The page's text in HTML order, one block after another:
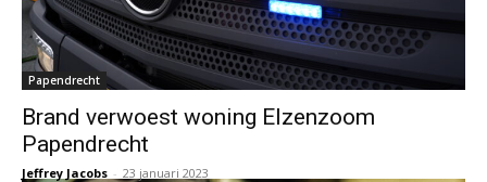
Papendrecht
Brand verwoest woning Elzenzoom
Papendrecht
Jeffrey Jacobs - 23 januari 2023